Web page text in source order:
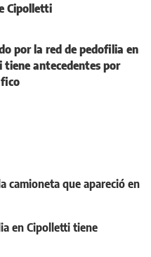
Cipolletti
por la red de pedofilia en
tiene antecedentes por
camioneta que apareció en
en Cipolletti tiene